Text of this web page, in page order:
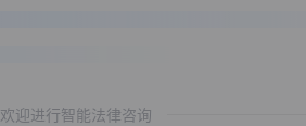
欢迎进行智能法律咨询